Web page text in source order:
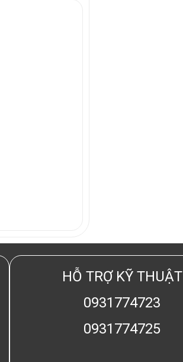
HỖ TRỢ KỸ THUẬT
0931774723
0931774725